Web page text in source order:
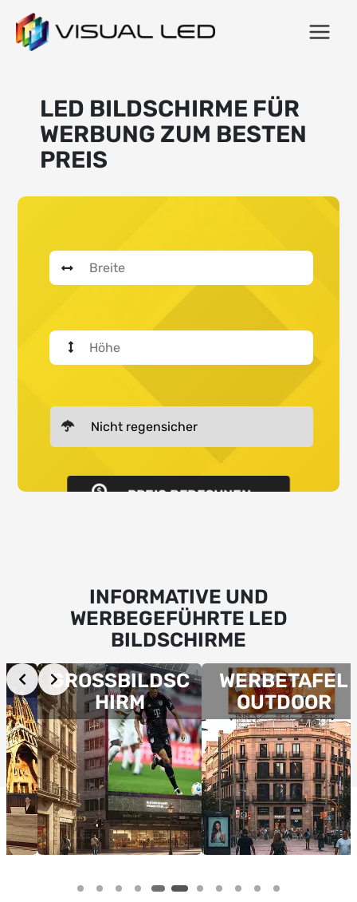
PREIS BERECHNEN
LED BILDSCHIRME FÜR
WERBUNG ZUM BESTEN
PREIS
INFORMATIVE UND
WERBEGEFÜHRTE LED
BILDSCHIRME
GROSSBILDSC
HIRM
WERBETAFEL
OUTDOOR
Slide 6 of 11